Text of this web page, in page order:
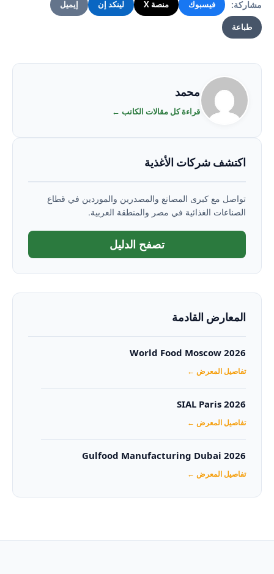
مشاركة: فيسبوك منصة X لينكد إن إيميل
طباعة
محمد
قراءة كل مقالات الكاتب ←
اكتشف شركات الأغذية
تواصل مع كبرى المصانع والمصدرين والموردين في قطاع
الصناعات الغذائية في مصر والمنطقة العربية.
تصفح الدليل
المعارض القادمة
World Food Moscow 2026
تفاصيل المعرض ←
SIAL Paris 2026
تفاصيل المعرض ←
Gulfood Manufacturing Dubai 2026‏
تفاصيل المعرض ←